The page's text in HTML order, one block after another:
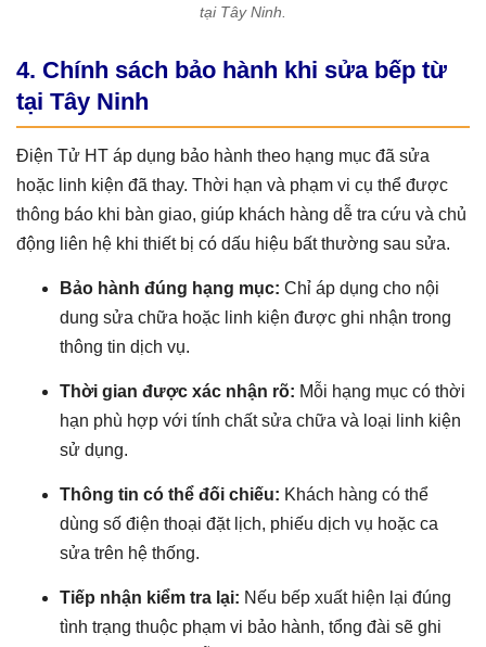
tại Tây Ninh.
4. Chính sách bảo hành khi sửa bếp từ
tại Tây Ninh
Điện Tử HT áp dụng bảo hành theo hạng mục đã sửa
hoặc linh kiện đã thay. Thời hạn và phạm vi cụ thể được
thông báo khi bàn giao, giúp khách hàng dễ tra cứu và chủ
động liên hệ khi thiết bị có dấu hiệu bất thường sau sửa.
Bảo hành đúng hạng mục: Chỉ áp dụng cho nội
dung sửa chữa hoặc linh kiện được ghi nhận trong
thông tin dịch vụ.
Thời gian được xác nhận rõ: Mỗi hạng mục có thời
hạn phù hợp với tính chất sửa chữa và loại linh kiện
sử dụng.
Thông tin có thể đối chiếu: Khách hàng có thể
dùng số điện thoại đặt lịch, phiếu dịch vụ hoặc ca
sửa trên hệ thống.
Tiếp nhận kiểm tra lại: Nếu bếp xuất hiện lại đúng
tình trạng thuộc phạm vi bảo hành, tổng đài sẽ ghi